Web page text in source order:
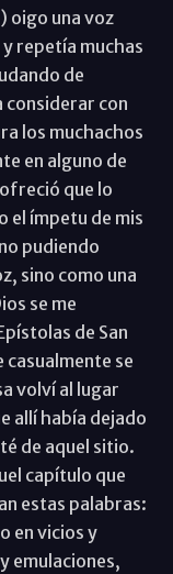
oigo una voz
y repetía muchas
de
considerar con
los muchachos
en alguno de
que lo
el ímpetu de mis
pudiendo
sino como una
se me
de San
casualmente se
volví al lugar
allí había dejado
de aquel sitio.
capítulo que
estas palabras:
en vicios y
emulaciones,